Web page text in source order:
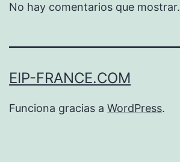
No hay comentarios que mostrar.
EIP-FRANCE.COM
Funciona gracias a WordPress.